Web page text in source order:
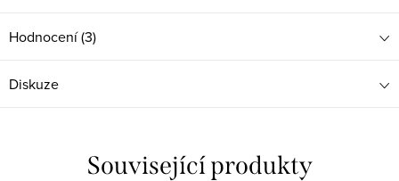
Hodnocení (3)
Diskuze
Související produkty